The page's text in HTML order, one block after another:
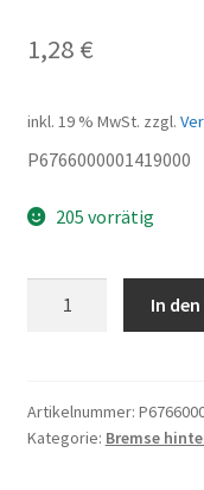
1,28 €
inkl. 19 % MwSt. zzgl.
P6766000001419000
205 vorrätig
In
Artikelnummer:
Kategorie: Bremse